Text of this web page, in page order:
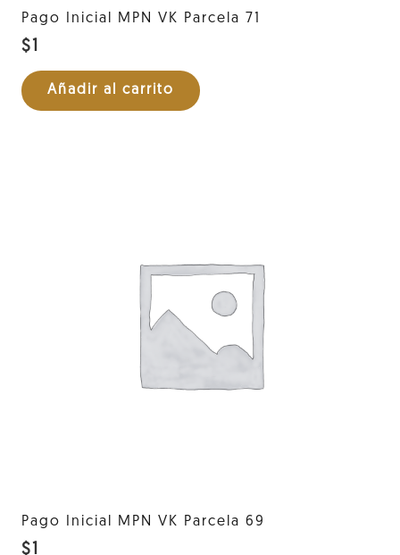
Pago Inicial MPN VK Parcela 71
$1
Añadir al carrito
Pago Inicial MPN VK Parcela 69
$ 1